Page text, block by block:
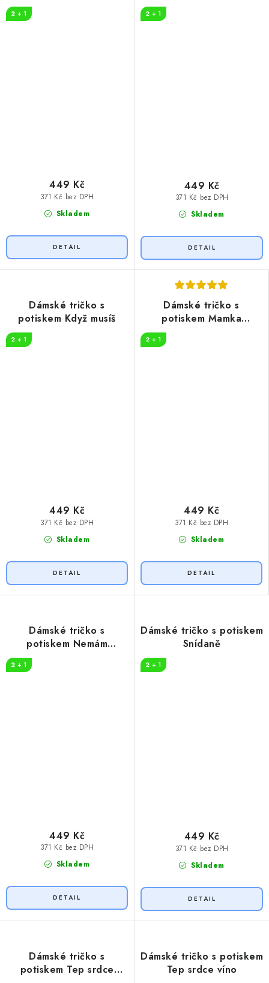
2 + 1
Skladem
371 Kč bez DPH
449 Kč
2 + 1
Skladem
371 Kč bez DPH
449 Kč
Dámské tričko s
potiskem Když musíš
2 + 1
Skladem
371 Kč bez DPH
449 Kč
Dámské tričko s
potiskem Mamka
potřebuje kávu
2 + 1
Skladem
371 Kč bez DPH
449 Kč
Dámské tričko s
potiskem Nemám
problém s alkoholem
2 + 1
Skladem
371 Kč bez DPH
449 Kč
Dámské tričko s potiskem
Snídaně
2 + 1
Skladem
371 Kč bez DPH
449 Kč
Dámské tričko s
potiskem Tep srdce
Dámské tričko s potiskem
Tep srdce víno